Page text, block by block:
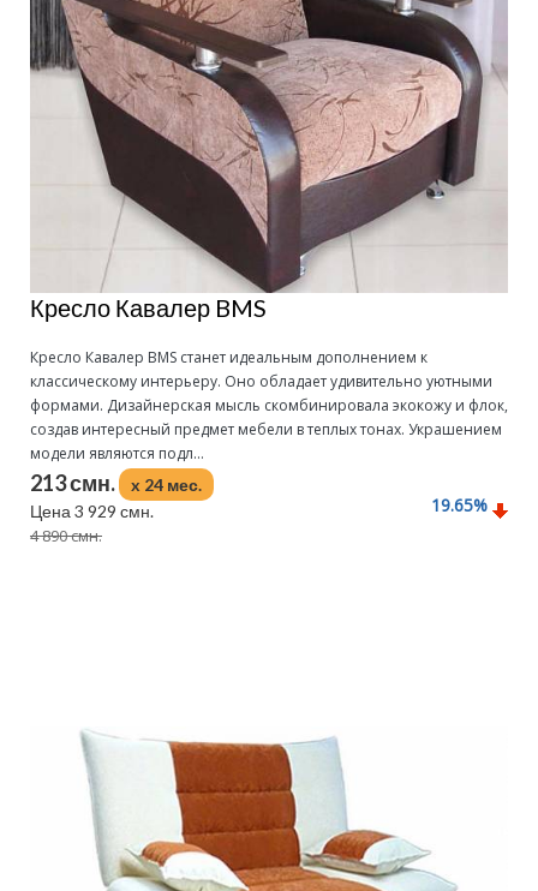
Кресло Кавалер BMS
Кресло Кавалер BMS станет идеальным дополнением к
классическому интерьеру. Оно обладает удивительно уютными
формами. Дизайнерская мысль скомбинировала экокожу и флок,
создав интересный предмет мебели в теплых тонах. Украшением
модели являются подл...
213 смн.
x 24 мес.
Цена 3 929 смн.
4 890 смн.
19.65%